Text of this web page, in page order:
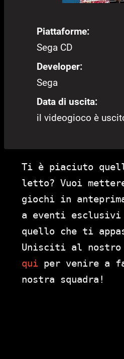
Piattaforme:
Sega CD
Developer:
Sega
Data di uscita:
il videogioco è
Ti è piaciuto
letto? Vuoi
giochi in
a eventi
quello che ti
Unisciti al
qui per venire a
nostra squadra!